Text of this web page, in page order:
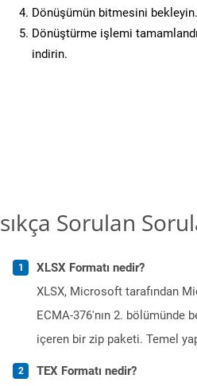
Dönüşümün bitmesini bekleyin.
Dönüştürme işlemi
indirin.
sıkça Sorulan
XLSX Formatı nedir?
XLSX, Microsoft tarafından
ECMA-376'nın 2. bölümünde
içeren bir zip paketi. Temel
TEX Formatı nedir?